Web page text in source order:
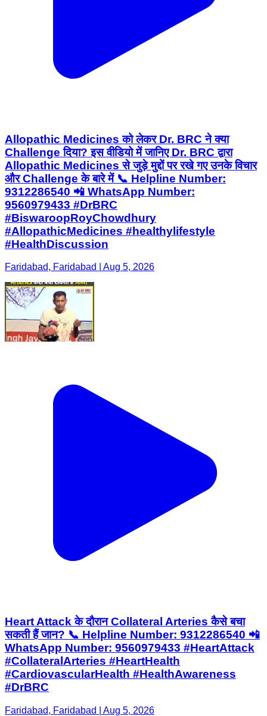
Allopathic Medicines को लेकर Dr. BRC ने क्या
Challenge दिया? इस वीडियो में जानिए Dr. BRC द्वारा
Allopathic Medicines से जुड़े मुद्दों पर रखे गए उनके विचार
और Challenge के बारे में 📞 Helpline Number:
9312286540 📲 WhatsApp Number:
9560979433 #DrBRC
#BiswaroopRoyChowdhury
#AllopathicMedicines #healthylifestyle
#HealthDiscussion
Faridabad, Faridabad | Aug 5, 2026
Heart Attack के दौरान Collateral Arteries कैसे बचा
सकती हैं जान? 📞 Helpline Number: 9312286540 📲
WhatsApp Number: 9560979433 #HeartAttack
#CollateralArteries #HeartHealth
#CardiovascularHealth #HealthAwareness
#DrBRC
Faridabad, Faridabad | Aug 5, 2026